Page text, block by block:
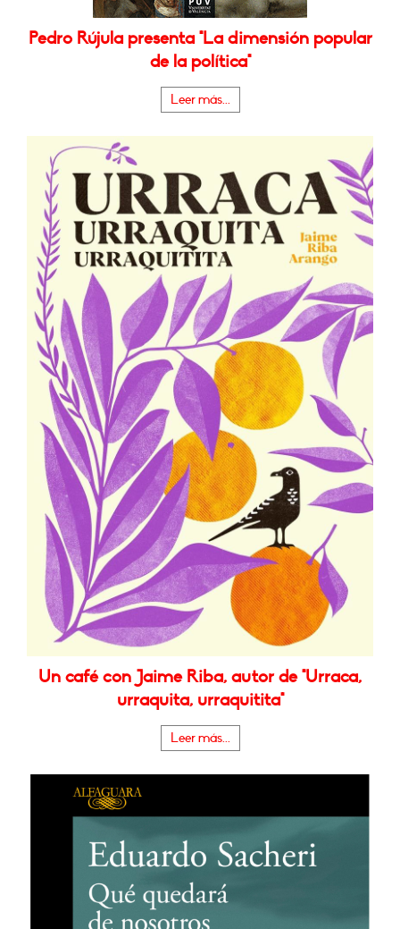
Pedro Rújula presenta "La dimensión popular
de la política"
Leer más...
Un café con Jaime Riba, autor de "Urraca,
urraquita, urraquitita"
Leer más...